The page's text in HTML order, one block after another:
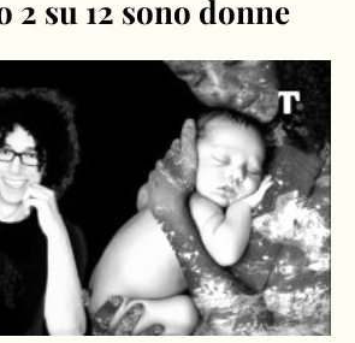
2 su 12 sono donne